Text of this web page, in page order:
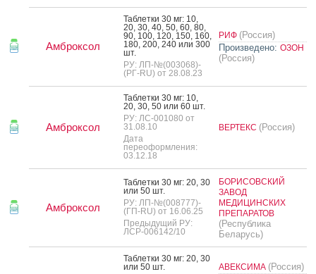
Амброксол
Таб­летки 30 мг: 10,
20, 30, 40, 50, 60, 80,
90, 100, 120, 150, 160,
180, 200, 240 или 300
шт.
РУ: ЛП-№(003068)-
(РГ-RU) от 28.08.23
РИФ (Россия)
Произведено: ОЗОН
(Россия)
Амброксол
Таб­летки 30 мг: 10,
20, 30, 50 или 60 шт.
РУ: ЛС-001080 от
31.08.10
Дата
переоформления:
03.12.18
ВЕРТЕКС (Россия)
Амброксол
Таб­летки 30 мг: 20, 30
или 50 шт.
РУ: ЛП-№(008777)-
(ГП-RU) от 16.06.25
Предыдущий РУ:
ЛСР-006142/10
БОРИСОВСКИЙ
ЗАВОД
МЕДИЦИНСКИХ
ПРЕПАРАТОВ
(Республика
Беларусь)
Таб­летки 30 мг: 20, 30
или 50 шт.
АВЕКСИМА (Россия)